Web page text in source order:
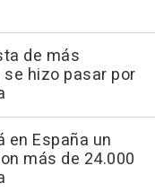
de más
hizo pasar por
en España un
más de 24.000